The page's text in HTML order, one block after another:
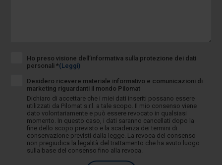
Ho preso visione dell’informativa sulla protezione dei dati
personali *(Leggi)
Desidero ricevere materiale informativo e comunicazioni di
marketing riguardanti il mondo Pilomat
Dichiaro di accettare che i miei dati inseriti possano essere
utilizzati da Pilomat s.r.l. a tale scopo. Il mio consenso viene
dato volontariamente e può essere revocato in qualsiasi
momento. In questo caso, i dati saranno cancellati dopo la
fine dello scopo previsto e la scadenza dei termini di
conservazione previsti dalla legge. La revoca del consenso
non pregiudica la legalità del trattamento che ha avuto luogo
sulla base del consenso fino alla revoca.